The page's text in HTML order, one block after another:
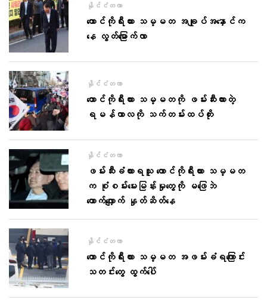
နိုင်ငံတကာ
တောင်ကိုရီးယား သမ္မတ အချုပ်အနှောင်က
နေ လွတ်မြောက်လာ
နိုင်ငံတကာ
တောင်ကိုရီးယား သမ္မတကို ဖမ်းဆီးထားတဲ့
ရမန်ကာလကို သက်တမ်းထပ်တိုး
နိုင်ငံတကာ
ဖမ်းဆီးခံထားရသူ တောင်ကိုရီးယား သမ္မတ
က စုံစမ်းမေးမြန်းမှုတွေကို မဖြေဘဲ
တောက်လျှောက် နှုတ်ဆိတ်နေ
နိုင်ငံတကာ
တောင်ကိုရီးယား သမ္မတ အဖမ်းခံရကြောင်း
သတင်းတွေ ထွက်ပေါ်